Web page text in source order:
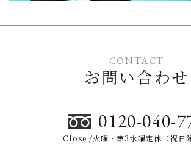
CONTACT
お問い合わせ
0120-040-
Close /火曜・第3水曜定休（祝日除